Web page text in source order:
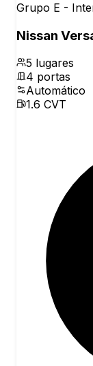
Grupo E -
Nissan
5 lugares
4 portas
Automático
1.6 CVT